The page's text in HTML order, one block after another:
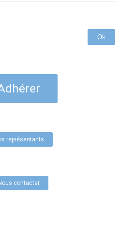
Ok
représentants
contacter